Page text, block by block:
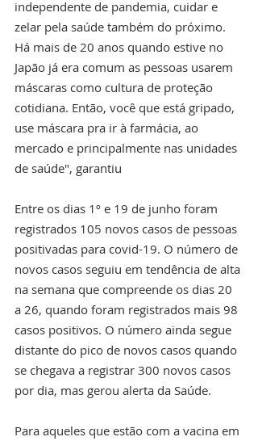
independente de pandemia, cuidar e
zelar pela saúde também do próximo.
Há mais de 20 anos quando estive no
Japão já era comum as pessoas usarem
máscaras como cultura de proteção
cotidiana. Então, você que está gripado,
use máscara pra ir à farmácia, ao
mercado e principalmente nas unidades
de saúde", garantiu
Entre os dias 1º e 19 de junho foram
registrados 105 novos casos de pessoas
positivadas para covid-19. O número de
novos casos seguiu em tendência de alta
na semana que compreende os dias 20
a 26, quando foram registrados mais 98
casos positivos. O número ainda segue
distante do pico de novos casos quando
se chegava a registrar 300 novos casos
por dia, mas gerou alerta da Saúde.
Para aqueles que estão com a vacina em